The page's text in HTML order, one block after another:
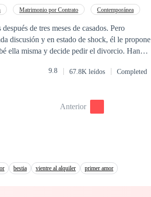
Matrimonio por Contrato
Contemporánea
de tres meses de casados. Pero
discusión y en estado de shock, él le propone
ella misma y decide pedir el divorcio. Han
de que tiene una sobrina y enfrenta a su
9.8 67.8K leídos Completed
Anterior
bestia vientre al alquiler primer amor